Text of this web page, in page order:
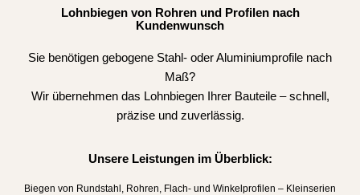
Lohnbiegen von Rohren und Profilen nach
Kundenwunsch
Sie benötigen gebogene Stahl- oder Aluminiumprofile nach
Maß?
Wir übernehmen das Lohnbiegen Ihrer Bauteile – schnell,
präzise und zuverlässig.
Unsere Leistungen im Überblick:
Biegen von Rundstahl, Rohren, Flach- und Winkelprofilen – Kleinserien